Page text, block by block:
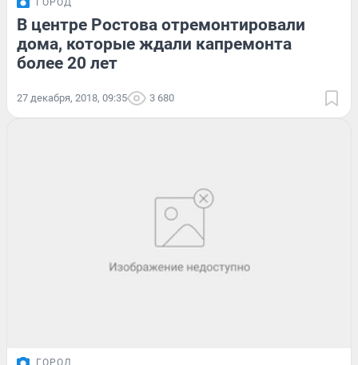
ГОРОД
В центре Ростова отремонтировали
дома, которые ждали капремонта
более 20 лет
27 декабря, 2018, 09:35 3 680
ГОРОД